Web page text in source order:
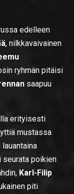
edelleen
, nilkkavaivainen
ryhmän pitäisi
saapuu
erityisesti
mustassa
seurata poikien
Karl-Filip
piti